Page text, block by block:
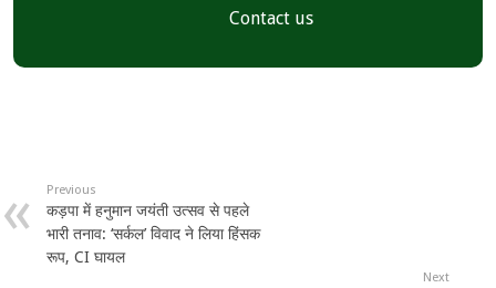
Contact us
Previous
कड़पा में हनुमान जयंती उत्सव से पहले
भारी तनाव: ‘सर्कल’ विवाद ने लिया हिंसक
रूप, CI घायल
Next